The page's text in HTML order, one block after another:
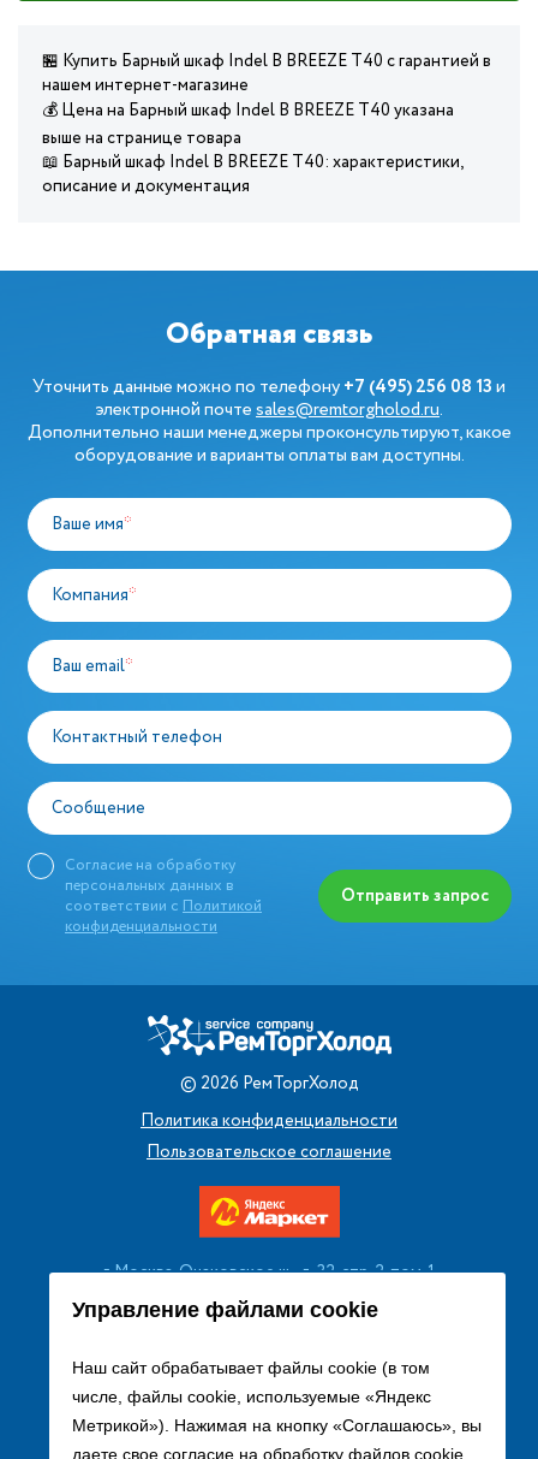
Управление файлами cookie
Наш сайт обрабатывает файлы cookie (в том
числе, файлы cookie, используемые «Яндекс
Метрикой»). Нажимая на кнопку «Соглашаюсь», вы
даете свое согласие на обработку файлов cookie
🏪 Купить Барный шкаф Indel В BREEZE T40 с гарантией в
нашем интернет-магазине
💰 Цена на Барный шкаф Indel В BREEZE T40 указана
выше на странице товара
📖 Барный шкаф Indel В BREEZE T40: характеристики,
описание и документация
Обратная связь
Уточнить данные можно по телефону+7 (495) 256 08 13и
электронной почтеsales@remtorgholod.ru.
Дополнительно наши менеджеры проконсультируют, какое
оборудование и варианты оплаты вам доступны.
Ваше имя*
Компания*
Ваш email*
Контактный телефон
Сообщение
Согласие на обработку
персональных данных в
соответствии с Политикой
конфиденциальности
Отправить запрос
© 2026 РемТоргХолод
Политика конфиденциальности
Пользовательское соглашение
г. Москва, Очаковское ш., д. 32, стр. 2, пом. 1
+7 (495) 256 08 13
Заказать звонок
sales@remtorgholod.ru